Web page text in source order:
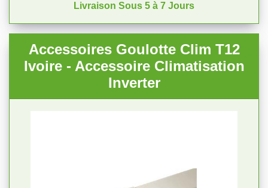
Livraison Sous 5 à 7 Jours
Accessoires Goulotte Clim T12
Ivoire - Accessoire Climatisation
Inverter